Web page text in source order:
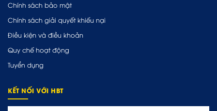
Chính sách bảo mật
Chính sách giải quyết khiếu nại
Điều kiện và điều khoản
Quy chế hoạt động
Tuyển dụng
KẾT NỐI VỚI HBT